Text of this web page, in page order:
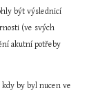
být výslednicí
(ve svých
akutní potřeby
kdy by byl nucen ve